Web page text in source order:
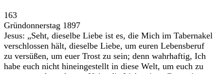
163
Gründonnerstag 1897
Jesus: „Seht, dieselbe Liebe ist es, die Mich im Tabernakel
verschlossen hält, dieselbe Liebe, um euren Lebensberuf
zu versüßen, um euer Trost zu sein; denn wahrhaftig, Ich
habe euch nicht hineingestellt in diese Welt, um euch zu